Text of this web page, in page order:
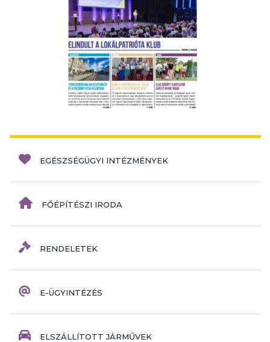
EGÉSZSÉGÜGYI INTÉZMÉNYEK
FŐÉPÍTÉSZI IRODA
RENDELETEK
E-ÜGYINTÉZÉS
ELSZÁLLÍTOTT JÁRMŰVEK